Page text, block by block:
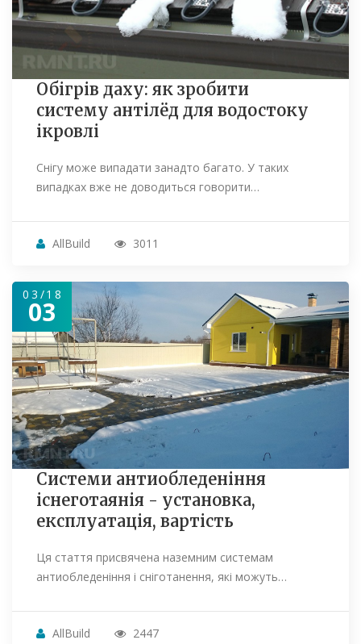
Обігрів даху: як зробити
систему антілёд для водостоку
ікровлі
Снігу може випадати занадто багато. У таких
випадках вже не доводиться говорити…
AllBuild 3011
03/18
03
Системи антиобледеніння
існеготаянія - установка,
експлуатація, вартість
Ця стаття присвячена наземним системам
антиобледеніння і сніготанення, які можуть…
AllBuild 2447